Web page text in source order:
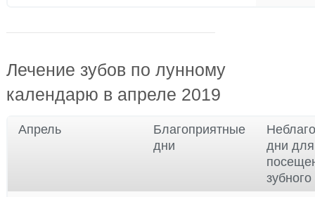
Лечение зубов по лунному
календарю в апреле 2019
Апрель
Благоприятные
дни
дни для